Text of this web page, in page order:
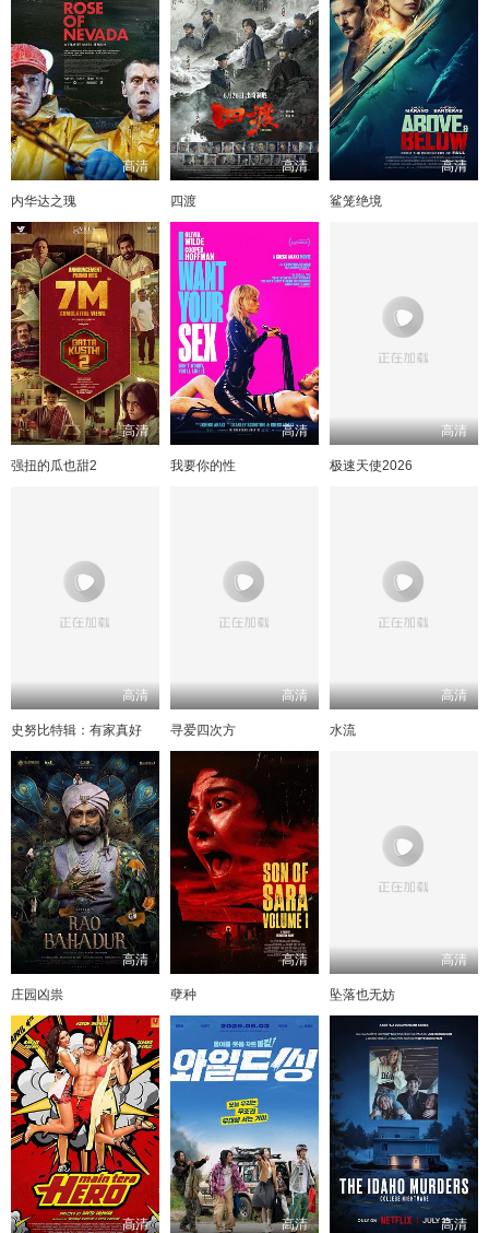
高清
内华达之瑰
高清
四渡
高清
鲨笼绝境
高清
强扭的瓜也甜2
高清
我要你的性
高清
极速天使2026
高清
史努比特辑：有家真好
高清
寻爱四次方
高清
水流
高清
庄园凶祟
高清
孽种
高清
坠落也无妨
高清 高清 高清